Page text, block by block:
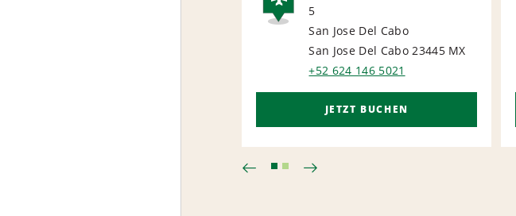
AIRPORT
5
San Jose Del Cabo
San Jose Del Cabo 23445 MX
+52 624 146 5021
JETZT BUCHEN